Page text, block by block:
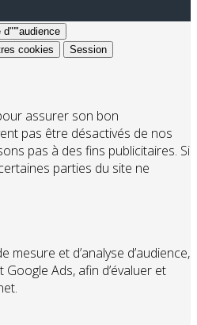
d"'"audience
cookies Session
assurer son bon
pas être désactivés de nos
pas à des fins publicitaires. Si
parties du site ne
mesure et d’analyse d’audience,
Ads, afin d’évaluer et